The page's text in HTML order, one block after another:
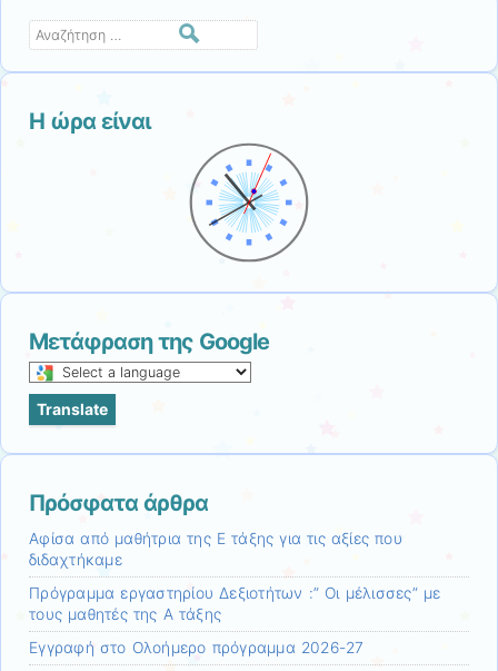
Αναζήτηση
Η ώρα είναι
Μετάφραση της Google
Select
a
language
this
page
Translate
Πρόσφατα άρθρα
Αφίσα από μαθήτρια της Ε τάξης για τις αξίες που
διδαχτήκαμε
Πρόγραμμα εργαστηρίου Δεξιοτήτων :” Οι μέλισσες” με
τους μαθητές της Α τάξης
Εγγραφή στο Ολοήμερο πρόγραμμα 2026-27